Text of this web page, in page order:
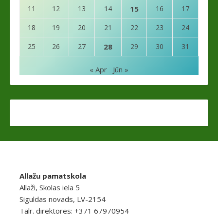
11 12 13 14 15 16 17
18 19 20 21 22 23 24
25 26 27 28 29 30 31
« Apr Jūn »
Allažu pamatskola
Allaži, Skolas iela 5
Siguldas novads, LV-2154
Tālr. direktores: +371 67970954